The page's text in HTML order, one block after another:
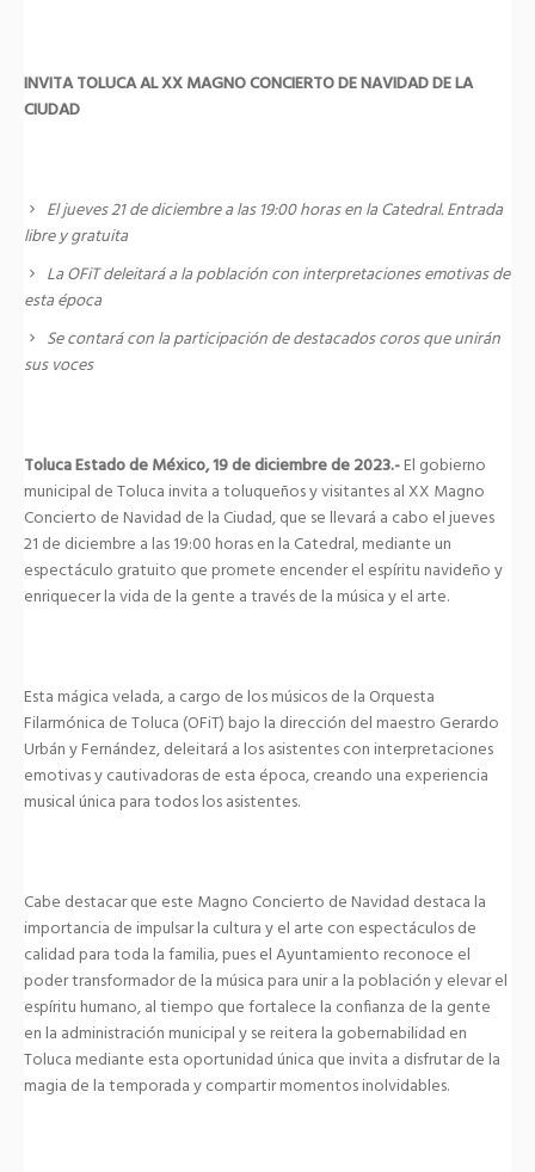
INVITA TOLUCA AL XX MAGNO CONCIERTO DE NAVIDAD DE LA
CIUDAD
El jueves 21 de diciembre a las 19:00 horas en la Catedral. Entrada
libre y gratuita
La OFiT deleitará a la población con interpretaciones emotivas de
esta época
Se contará con la participación de destacados coros que unirán
sus voces
Toluca Estado de México, 19 de diciembre de 2023.-El gobierno
municipal de Toluca invita a toluqueños y visitantes al XX Magno
Concierto de Navidad de la Ciudad, que se llevará a cabo el jueves
21 de diciembre a las 19:00 horas en la Catedral, mediante un
espectáculo gratuito que promete encender el espíritu navideño y
enriquecer la vida de la gente a través de la música y el arte.
Esta mágica velada, a cargo de los músicos de la Orquesta
Filarmónica de Toluca (OFiT) bajo la dirección del maestro Gerardo
Urbán y Fernández, deleitará a los asistentes con interpretaciones
emotivas y cautivadoras de esta época, creando una experiencia
musical única para todos los asistentes.
Cabe destacar que este Magno Concierto de Navidad destaca la
importancia de impulsar la cultura y el arte con espectáculos de
calidad para toda la familia, pues el Ayuntamiento reconoce el
poder transformador de la música para unir a la población y elevar el
espíritu humano, al tiempo que fortalece la confianza de la gente
en la administración municipal y se reitera la gobernabilidad en
Toluca mediante esta oportunidad única que invita a disfrutar de la
magia de la temporada y compartir momentos inolvidables.